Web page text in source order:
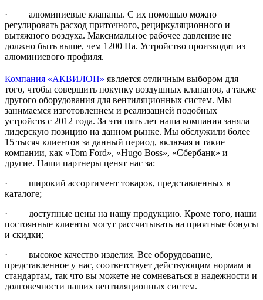
· алюминиевые клапаны. С их помощью можно
регулировать расход приточного, рециркуляционного и
вытяжного воздуха. Максимальное рабочее давление не
должно быть выше, чем 1200 Па. Устройство производят из
алюминиевого профиля.
Компания «АКВИЛОН» является отличным выбором для
того, чтобы совершить покупку воздушных клапанов, а также
другого оборудования для вентиляционных систем. Мы
занимаемся изготовлением и реализацией подобных
устройств с 2012 года. За эти пять лет наша компания заняла
лидерскую позицию на данном рынке. Мы обслужили более
15 тысяч клиентов за данный период, включая и такие
компании, как «Tom Ford», «Hugo Boss», «Сбербанк» и
другие. Наши партнеры ценят нас за:
· широкий ассортимент товаров, представленных в
каталоге;
· доступные цены на нашу продукцию. Кроме того, наши
постоянные клиенты могут рассчитывать на приятные бонусы
и скидки;
· высокое качество изделия. Все оборудование,
представленное у нас, соответствует действующим нормам и
стандартам, так что вы можете не сомневаться в надежности и
долговечности наших вентиляционных систем.